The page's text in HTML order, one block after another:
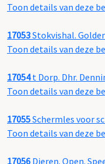
Toon details van deze
17053Stokvishal.
Toon details van deze
17054t Dorp. Dhr.
Toon details van deze
17055Schermles voor
Toon details van deze
17056 Dieren. Open.